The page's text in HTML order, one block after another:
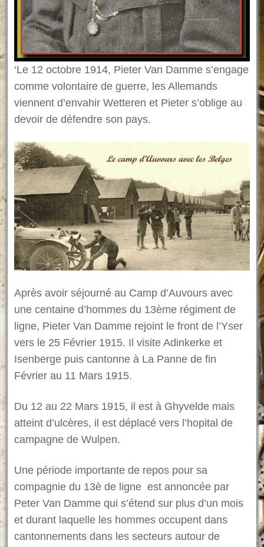
‘Le 12 octobre 1914, Pieter Van Damme s’engage
comme volontaire de guerre, les Allemands
viennent d’envahir Wetteren et Pieter s’oblige au
devoir de défendre son pays.
Après avoir séjourné au Camp d’Auvours avec
une centaine d’hommes du 13ème régiment de
ligne, Pieter Van Damme rejoint le front de l’Yser
vers le 25 Février 1915. Il visite Adinkerke et
Isenberge puis cantonne à La Panne de fin
Février au 11 Mars 1915.
Du 12 au 22 Mars 1915, il est à Ghyvelde mais
atteint d’ulcères, il est déplacé vers l’hopital de
campagne de Wulpen.
Une période importante de repos pour sa
compagnie du 13è de ligne est annoncée par
Peter Van Damme qui s’étend sur plus d’un mois
et durant laquelle les hommes occupent dans
cantonnements dans les secteurs autour de